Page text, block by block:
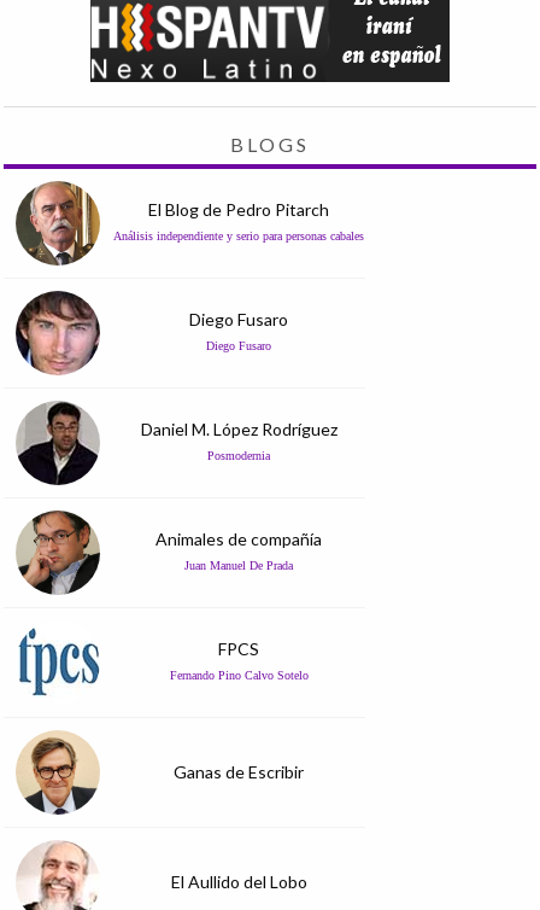
BLOGS
El Blog de Pedro Pitarch
Análisis independiente y serio para personas cabales
Diego Fusaro
Diego Fusaro
Daniel M. López Rodríguez
Posmodernia
Animales de compañía
Juan Manuel De Prada
FPCS
Fernando Pino Calvo Sotelo
Ganas de Escribir
El Aullido del Lobo